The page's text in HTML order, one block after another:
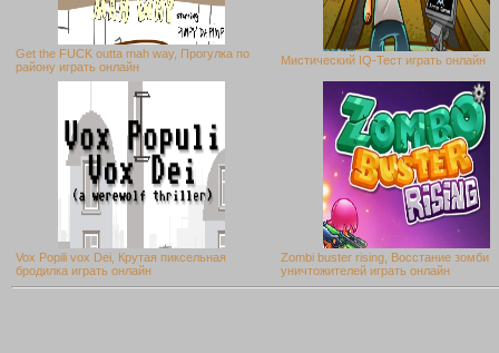
Get the FUCK outta mah way, Прогулка по
району играть онлайн
Мистический IQ-Тест играть онлайн
Vox Popili vox Dei, Крутая пиксельная
бродилка играть онлайн
Zombi buster rising, Восстание зомби
уничтожителей играть онлайн